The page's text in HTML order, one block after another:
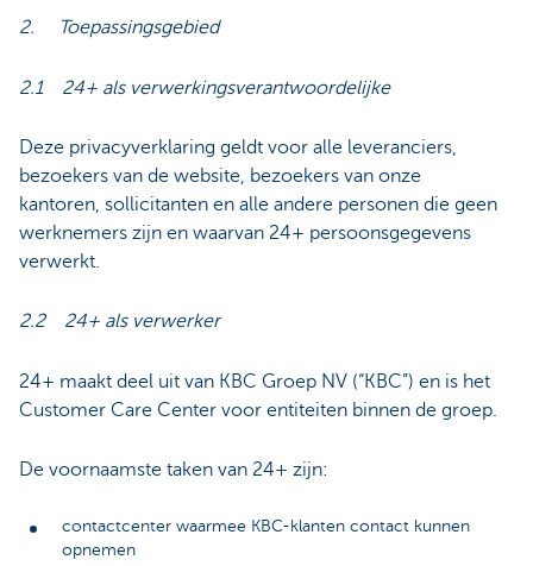
2. Toepassingsgebied
2.1 24+ als verwerkingsverantwoordelijke
Deze privacyverklaring geldt voor alle leveranciers,
bezoekers van de website, bezoekers van onze
kantoren, sollicitanten en alle andere personen die geen
werknemers zijn en waarvan 24+ persoonsgegevens
verwerkt.
2.2 24+ als verwerker
24+ maakt deel uit van KBC Groep NV (“KBC”) en is het
Customer Care Center voor entiteiten binnen de groep.
De voornaamste taken van 24+ zijn:
contactcenter waarmee KBC-klanten contact kunnen
opnemen